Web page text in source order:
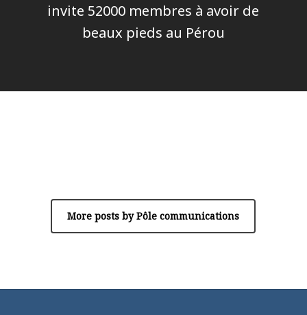
invite 52000 membres à avoir de
beaux pieds au Pérou
More posts by Pôle communications